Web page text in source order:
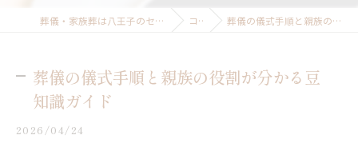
葬儀・家族葬は八王子のセレモニープランニング東花堂 コラム 葬儀の儀式手順と親族の役割が分かる豆知識ガイド
葬儀の儀式手順と親族の役割が分かる豆
知識ガイド
2026/04/24